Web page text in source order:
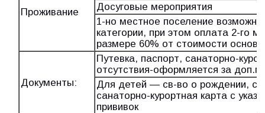
Проживание
Досуговые мероприятия
1-но местное поселение
категории, при этом оплата 2-го
размере 60% от стоимости
Документы:
Путевка, паспорт, санаторно-
отсутствия-оформляется за
Для детей — св-во о рождении,
санаторно-курортная карта с
прививок